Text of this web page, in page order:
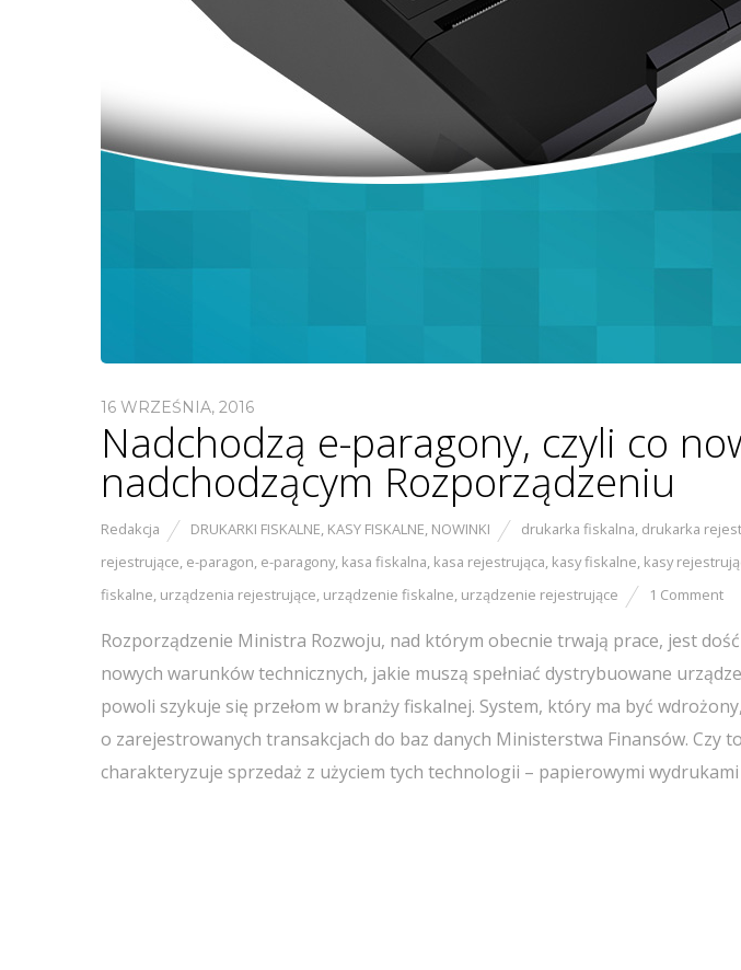
16 WRZEŚNIA, 2016
Nadchodzą e-paragony, czyli co
nadchodzącym Rozporządzeniu
Redakcja DRUKARKI FISKALNE, KASY FISKALNE, NOWINKI drukarka fiskalna, drukarka
rejestrujące, e-paragon, e-paragony, kasa fiskalna, kasa rejestrująca, kasy fiskalne, kasy
fiskalne, urządzenia rejestrujące, urządzenie fiskalne, urządzenie rejestrujące 1 Comment
Rozporządzenie Ministra Rozwoju, nad którym obecnie trwają prace, jest
nowych warunków technicznych, jakie muszą spełniać dystrybuowane
powoli szykuje się przełom w branży fiskalnej. System, który ma być
o zarejestrowanych transakcjach do baz danych Ministerstwa Finansów. Czy
charakteryzuje sprzedaż z użyciem tych technologii – papierowymi